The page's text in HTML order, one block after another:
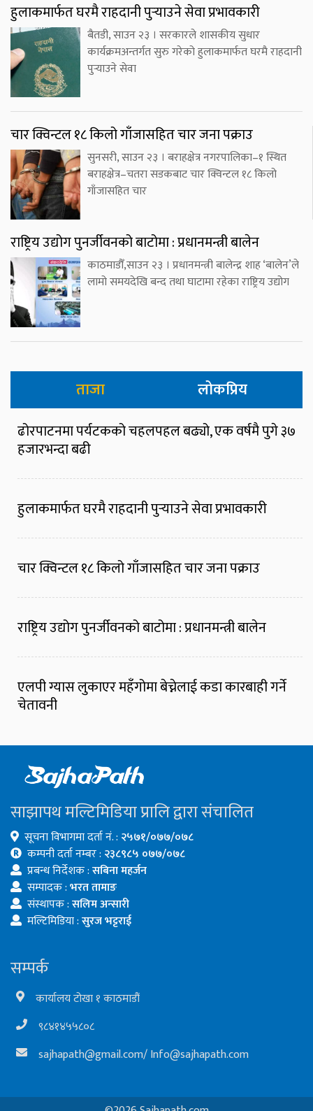
हुलाकमार्फत घरमै राहदानी पुर्‍याउने सेवा प्रभावकारी
बैतडी, साउन २३ । सरकारले शासकीय सुधार
कार्यक्रमअन्तर्गत सुरु गरेको हुलाकमार्फत घरमै राहदानी
पुर्‍याउने सेवा
चार क्विन्टल १८ किलो गाँजासहित चार जना पक्राउ
सुनसरी, साउन २३ । बराहक्षेत्र नगरपालिका–१ स्थित
बराहक्षेत्र–चतरा सडकबाट चार क्विन्टल १८ किलो
गाँजासहित चार
राष्ट्रिय उद्योग पुनर्जीवनको बाटोमा : प्रधानमन्त्री बालेन
काठमाडौँ,साउन २३ । प्रधानमन्त्री बालेन्द्र शाह ‘बालेन’ले
लामो समयदेखि बन्द तथा घाटामा रहेका राष्ट्रिय उद्योग
ताजा लोकप्रिय
ढोरपाटनमा पर्यटकको चहलपहल बढ्यो, एक वर्षमै पुगे ३७
हजारभन्दा बढी
हुलाकमार्फत घरमै राहदानी पुर्‍याउने सेवा प्रभावकारी
चार क्विन्टल १८ किलो गाँजासहित चार जना पक्राउ
राष्ट्रिय उद्योग पुनर्जीवनको बाटोमा : प्रधानमन्त्री बालेन
एलपी ग्यास लुकाएर महँगोमा बेच्नेलाई कडा कारबाही गर्ने
चेतावनी
साझापथ मल्टिमिडिया प्रालि द्वारा संचालित
सूचना विभागमा दर्ता नं. : २५७१/०७७/०७८
कम्पनी दर्ता नम्बर : २३८९८५ ०७७/०७८
प्रबन्ध निर्देशक :सबिना महर्जन
सम्पादक :भरत तामाङ
संस्थापक :सलिम अन्सारी
मल्टिमिडिया :सुरज भट्टराई
सम्पर्क
कार्यालय टोखा १ काठमाडौं
९८४१४५५८०८
sajhapath@gmail.com/Info@sajhapath.com